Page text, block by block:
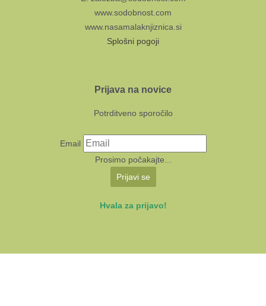
www.sodobnost.com
www.nasamalaknjiznica.si
Splošni pogoji
Prijava na novice
Potrditveno sporočilo
Email
Prosimo počakajte...
Prijavi se
Hvala za prijavo!